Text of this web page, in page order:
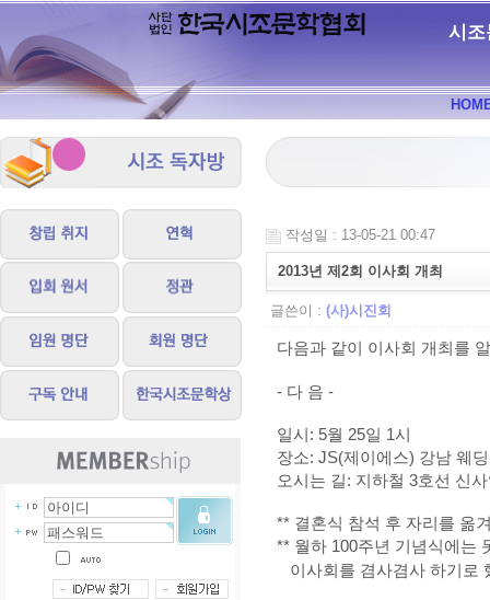
시조
작성일 : 13-05-21 00:47
2013년 제2회 이사회 개최
글쓴이 : (사)시진회
다음과 같이 이사회 개최를
- 다 음 -
일시: 5월 25일 1시
장소: JS(제이에스) 강남 웨
오시는 길: 지하철 3호선 신
** 결혼식 참석 후 자리를 옮
** 월하 100주년 기념식에는
이사회를 겸사겸사 하기로